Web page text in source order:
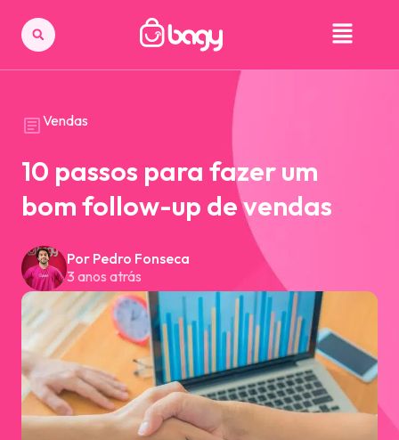
Vendas
10 passos para fazer um
bom follow-up de vendas
Por Pedro Fonseca
3 anos atrás